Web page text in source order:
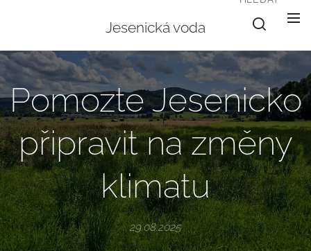
Jesenická voda
Pomozte Jesenicko
připravit na změny
klimatu
29.08.2025